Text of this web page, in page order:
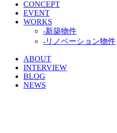
CONCEPT
EVENT
WORKS
-新築物件
-リノベーション物件
ABOUT
INTERVIEW
BLOG
NEWS